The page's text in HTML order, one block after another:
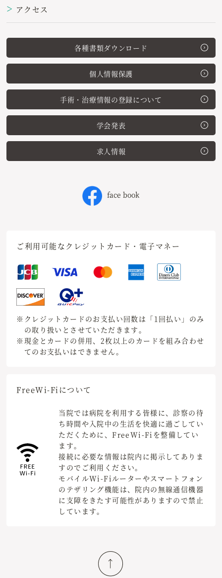
＞ アクセス
各種書類ダウンロード
個人情報保護
手術・治療情報の登録について
学会発表
求人情報
face book
ご利用可能なクレジットカード・電子マネー
※クレジットカードのお支払い回数は「1回払い」のみ
の取り扱いとさせていただきます。
※現金とカードの併用、2枚以上のカードを組み合わせ
てのお支払いはできません。
FreeWi-Fiについて
当院では病院を利用する皆様に、診察の待
ち時間や入院中の生活を快適に過ごしてい
ただくために、FreeWi-Fiを整備してい
ます。
接続に必要な情報は院内に掲示してありま
すのでご利用ください。
モバイルWi-Fiルーターやスマートフォン
のテザリング機能は、院内の無線通信機器
に支障をきたす可能性がありますので禁止
しています。